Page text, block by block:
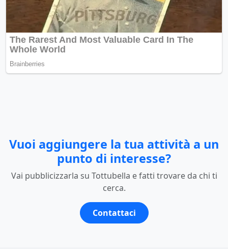
Vuoi aggiungere la tua attività a un
punto di interesse?
Vai pubblicizzarla su Tottubella e fatti trovare da chi ti
cerca.
Contattaci